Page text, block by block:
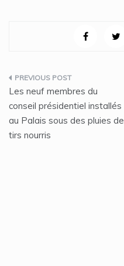
Navigation
de
l’article
Les neuf membres du
conseil présidentiel installés
au Palais sous des pluies de
tirs nourris